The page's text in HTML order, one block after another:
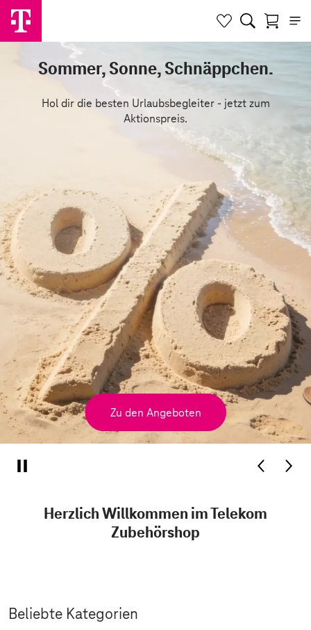
Sommer, Sonne, Schnäppchen.
Hol dir die besten Urlaubsbegleiter - jetzt zum
Aktionspreis.
Zu den Angeboten
Herzlich Willkommen im Telekom
Zubehörshop
Beliebte Kategorien